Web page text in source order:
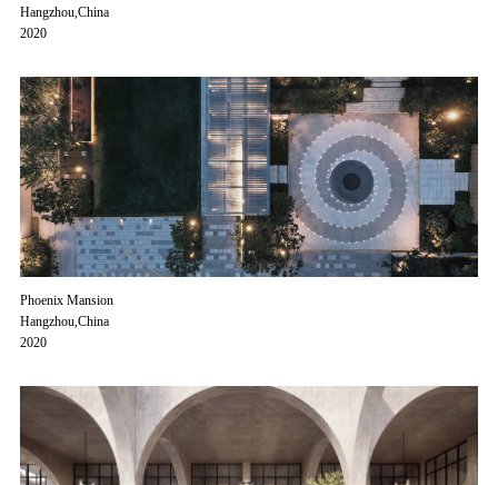
Hangzhou,China
2020
Phoenix Mansion
Hangzhou,China
2020